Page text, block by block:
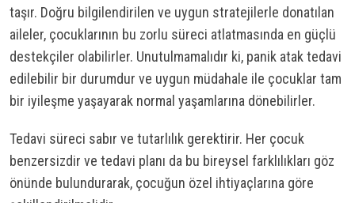
taşır. Doğru bilgilendirilen ve uygun stratejilerle donatılan
aileler, çocuklarının bu zorlu süreci atlatmasında en güçlü
destekçiler olabilirler. Unutulmamalıdır ki, panik atak tedavi
edilebilir bir durumdur ve uygun müdahale ile çocuklar tam
bir iyileşme yaşayarak normal yaşamlarına dönebilirler.
Tedavi süreci sabır ve tutarlılık gerektirir. Her çocuk
benzersizdir ve tedavi planı da bu bireysel farklılıkları göz
önünde bulundurarak, çocuğun özel ihtiyaçlarına göre